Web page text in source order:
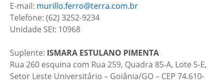
E-mail: murillo.ferro@terra.com.br
Telefone: (62) 3252-9234
Unidade SEI: 10968
Suplente: ISMARA ESTULANO PIMENTA
Rua 260 esquina com Rua 259, Quadra 85-A, Lote 5-E,
Setor Leste Universitário – Goiânia/GO – CEP 74.610-